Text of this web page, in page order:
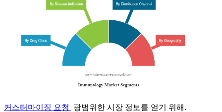
커스터마이징 요청 광범위한 시장 정보를 얻기 위해.